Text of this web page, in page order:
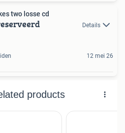
two losse cd
Details
12 mei 26